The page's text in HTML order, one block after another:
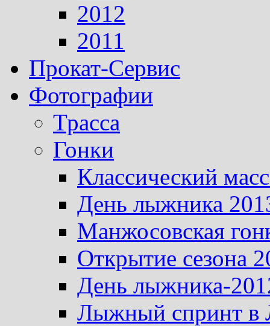
2012
2011
Прокат-Сервис
Фотографии
Трасса
Гонки
Классический
День лыжника
Манжосовская
Открытие сезона
День лыжника-
Лыжный спринт в